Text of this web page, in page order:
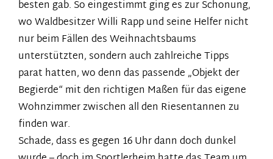
besten gab. So eingestimmt ging es zur Schonung,
wo Waldbesitzer Willi Rapp und seine Helfer nicht
nur beim Fällen des Weihnachtsbaums
unterstützten, sondern auch zahlreiche Tipps
parat hatten, wo denn das passende „Objekt der
Begierde“ mit den richtigen Maßen für das eigene
Wohnzimmer zwischen all den Riesentannen zu
finden war.
Schade, dass es gegen 16 Uhr dann doch dunkel